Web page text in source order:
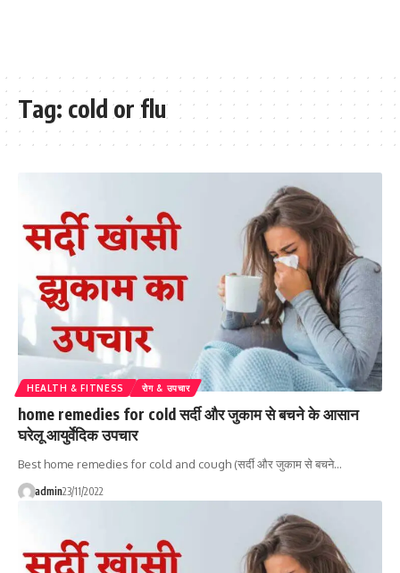
Tag: cold or flu
HEALTH & FITNESS रोग & उपचार
home remedies for cold सर्दी और जुकाम से बचने के आसान
घरेलू आयुर्वेदिक उपचार
Best home remedies for cold and cough (सर्दी और जुकाम से बचने…
admin23/11/2022